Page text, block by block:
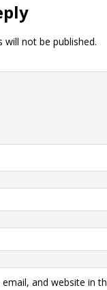
will not be published.
email, and website in